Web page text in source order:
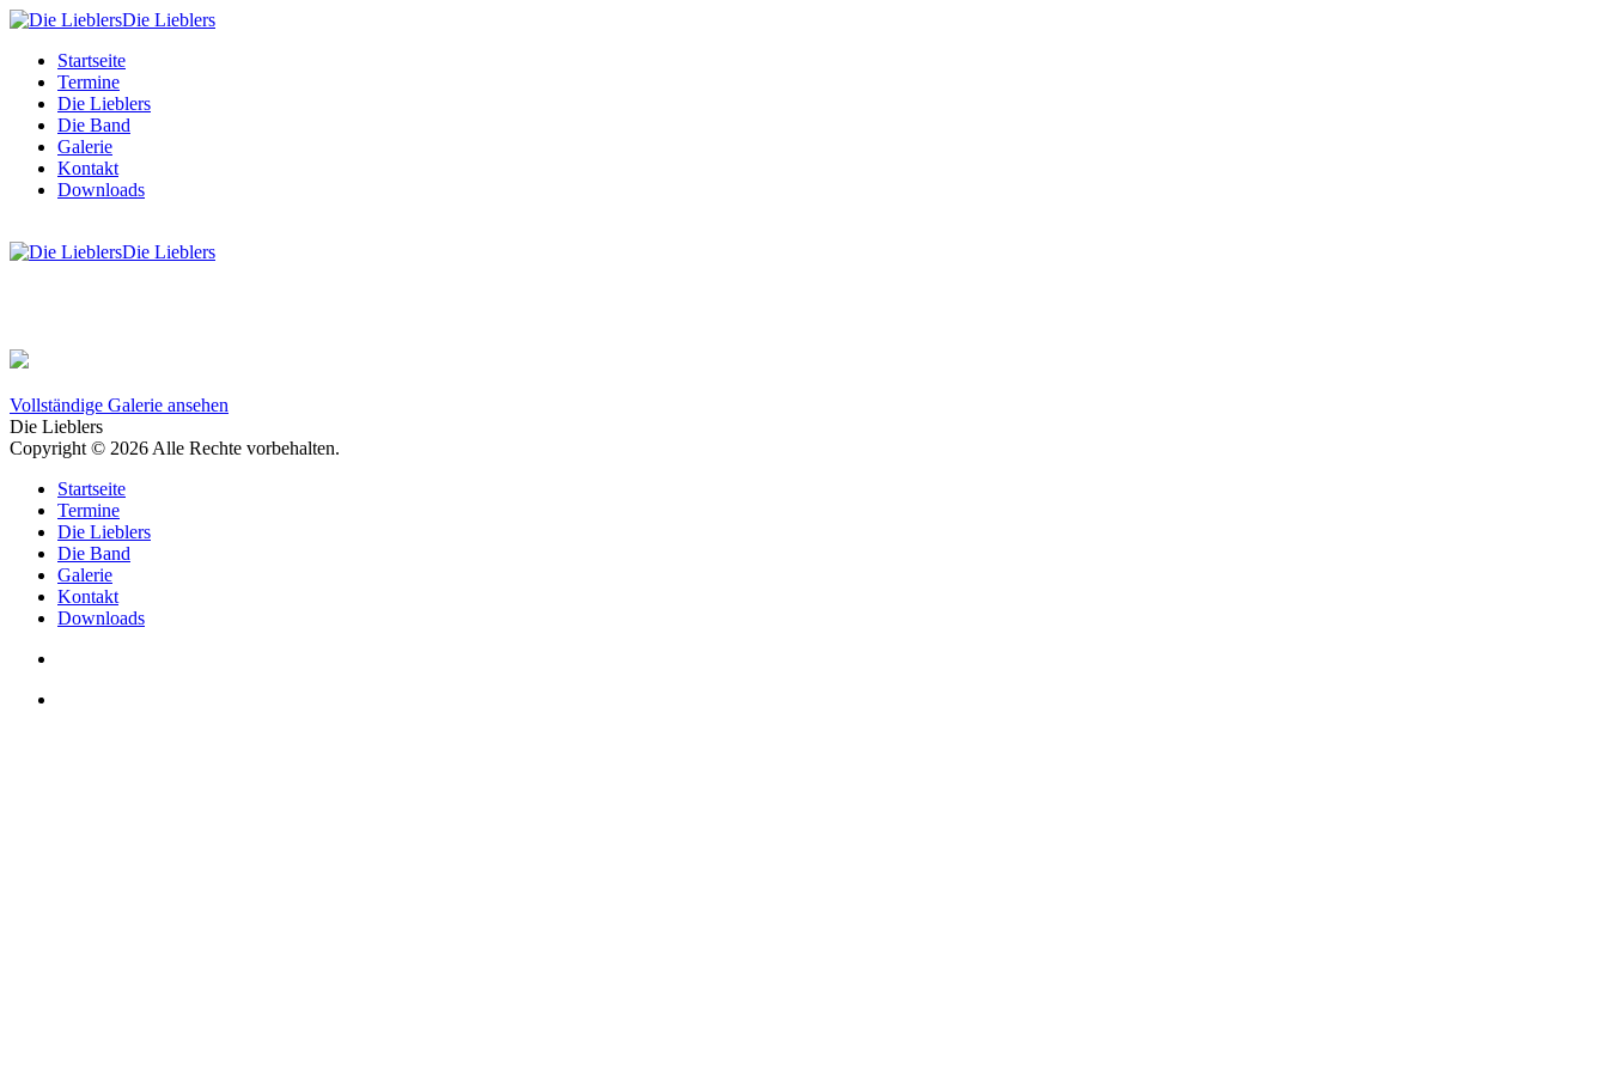
Die Lieblers
Startseite
Termine
Die Lieblers
Die Band
Galerie
Kontakt
Downloads
Die Lieblers
Vollständige Galerie ansehen
Die Lieblers
Copyright © 2026 Alle Rechte vorbehalten.
Startseite
Termine
Die Lieblers
Die Band
Galerie
Kontakt
Downloads